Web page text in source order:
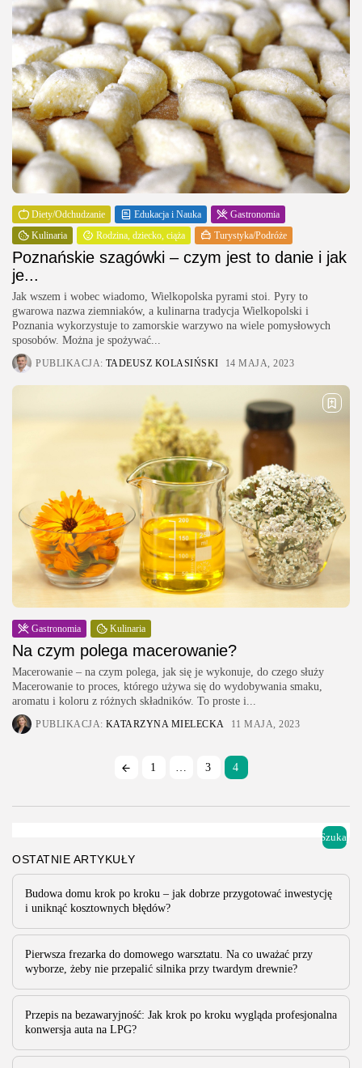
Diety/Odchudzanie Edukacja i Nauka
Gastronomia
Kulinaria
Rodzina, dziecko, ciąża Turystyka/Podróże
Poznańskie szagówki – czym jest to danie i jak
je...
Jak wszem i wobec wiadomo, Wielkopolska pyrami stoi. Pyry to
gwarowa nazwa ziemniaków, a kulinarna tradycja Wielkopolski i
Poznania wykorzystuje to zamorskie warzywo na wiele pomysłowych
sposobów. Można je spożywać...
PUBLIKACJA: TADEUSZ KOLASIŃSKI 14 MAJA, 2023
Gastronomia Kulinaria
Na czym polega macerowanie?
Macerowanie – na czym polega, jak się je wykonuje, do czego służy
Macerowanie to proces, którego używa się do wydobywania smaku,
aromatu i koloru z różnych składników. To proste i...
PUBLIKACJA: KATARZYNA MIELECKA 11 MAJA, 2023
1 … 3 4
Szukaj
OSTATNIE ARTYKUŁY
Budowa domu krok po kroku – jak dobrze przygotować inwestycję
i uniknąć kosztownych błędów?
Pierwsza frezarka do domowego warsztatu. Na co uważać przy
wyborze, żeby nie przepalić silnika przy twardym drewnie?
Przepis na bezawaryjność: Jak krok po kroku wygląda profesjonalna
konwersja auta na LPG?